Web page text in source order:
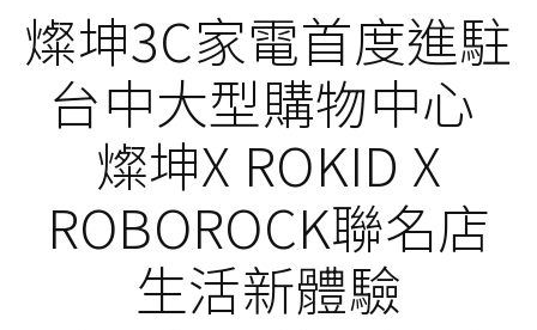
燦坤3C家電首度進駐
台中大型購物中心
燦坤X ROKID X
ROBOROCK聯名店
生活新體驗